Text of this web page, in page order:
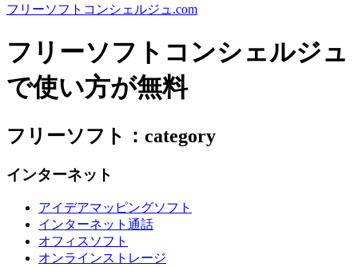
フリーソフトコンシェルジュ.com
フリーソフトコンシェルジュ
で使い方が無料
フリーソフト：category
インターネット
アイデアマッピングソフト
インターネット通話
オフィスソフト
オンラインストレージ